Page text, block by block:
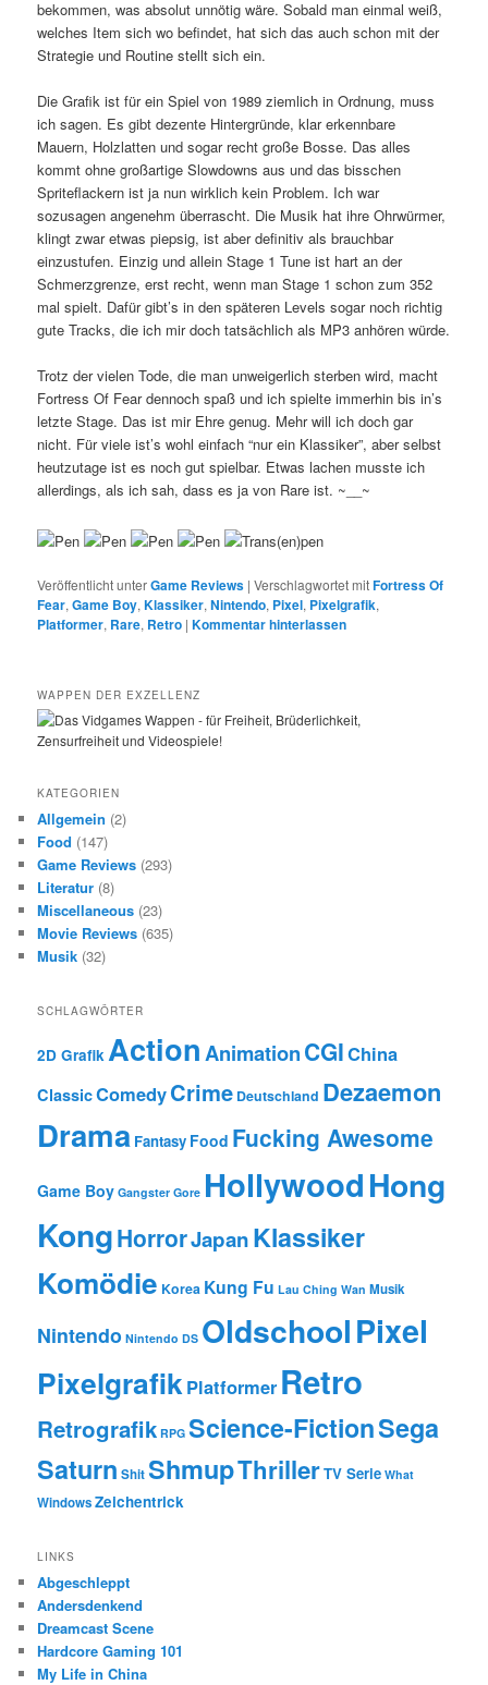
bekommen, was absolut unnötig wäre. Sobald man einmal weiß,
welches Item sich wo befindet, hat sich das auch schon mit der
Strategie und Routine stellt sich ein.
Die Grafik ist für ein Spiel von 1989 ziemlich in Ordnung, muss
ich sagen. Es gibt dezente Hintergründe, klar erkennbare
Mauern, Holzlatten und sogar recht große Bosse. Das alles
kommt ohne großartige Slowdowns aus und das bisschen
Spriteflackern ist ja nun wirklich kein Problem. Ich war
sozusagen angenehm überrascht. Die Musik hat ihre Ohrwürmer,
klingt zwar etwas piepsig, ist aber definitiv als brauchbar
einzustufen. Einzig und allein Stage 1 Tune ist hart an der
Schmerzgrenze, erst recht, wenn man Stage 1 schon zum 352
mal spielt. Dafür gibt’s in den späteren Levels sogar noch richtig
gute Tracks, die ich mir doch tatsächlich als MP3 anhören würde.
Trotz der vielen Tode, die man unweigerlich sterben wird, macht
Fortress Of Fear dennoch spaß und ich spielte immerhin bis in’s
letzte Stage. Das ist mir Ehre genug. Mehr will ich doch gar
nicht. Für viele ist’s wohl einfach “nur ein Klassiker”, aber selbst
heutzutage ist es noch gut spielbar. Etwas lachen musste ich
allerdings, als ich sah, dass es ja von Rare ist. ~__~
Veröffentlicht unterGame Reviews |Verschlagwortet mitFortress Of
Fear,Game Boy,Klassiker,Nintendo, Pixel, Pixelgrafik,
Platformer, Rare, Retro |Kommentar hinterlassen
WAPPEN DER EXZELLENZ
KATEGORIEN
Allgemein (2)
Food (147)
Game Reviews (293)
Literatur (8)
Miscellaneous (23)
Movie Reviews (635)
Musik (32)
SCHLAGWÖRTER
2D Grafik ActionAnimationCGIChina
ClassicComedyCrime Deutschland Dezaemon
Drama Fantasy Food Fucking Awesome
Game Boy Gangster Gore HollywoodHong
KongHorrorJapanKlassiker
Komödie Korea Kung Fu Lau Ching Wan Musik
Nintendo Nintendo DS OldschoolPixel
Pixelgrafik Platformer Retro
Retrografik RPG Science-FictionSega
Saturn ShitShmupThrillerTV Serie What
WindowsZeichentrick
LINKS
Abgeschleppt
Andersdenkend
Dreamcast Scene
Hardcore Gaming 101
My Life in China